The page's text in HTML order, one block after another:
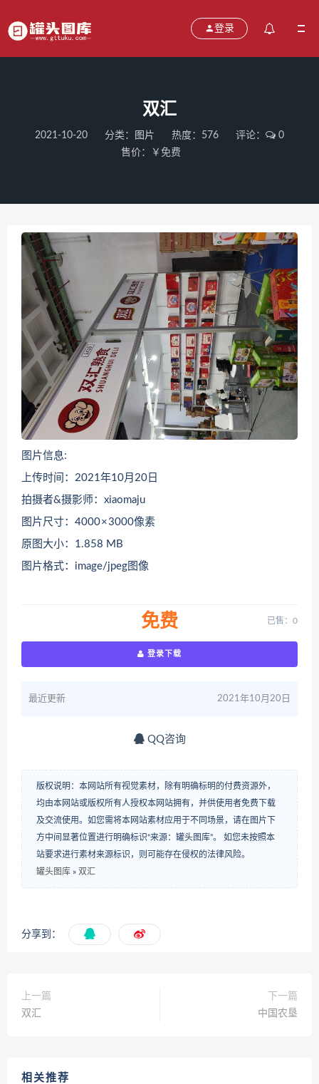
登录
双汇
2021-10-20 分类： 图片 热度：576 评论：
0
售价：￥免费
图片信息:
上传时间：2021年10月20日
拍摄者&摄影师：xiaomaju
图片尺寸：4000 × 3000像素
原图大小：1.858 MB
图片格式：image/jpeg图像
免费 已售：0
登录下载
最近更新 2021年10月20日
QQ咨询
版权说明：本网站所有视觉素材，除有明确标明的付费资源外，
均由本网站或版权所有人授权本网站拥有，并供使用者免费下载
及交流使用。如您需将本网站素材应用于不同场景，请在图片下
方中间显著位置进行明确标识“来源：罐头图库”。 如您未按照本
站要求进行素材来源标识，则可能存在侵权的法律风险。
罐头图库 » 双汇
分享到：
上一篇
双汇
下一篇
中国农垦
相关推荐